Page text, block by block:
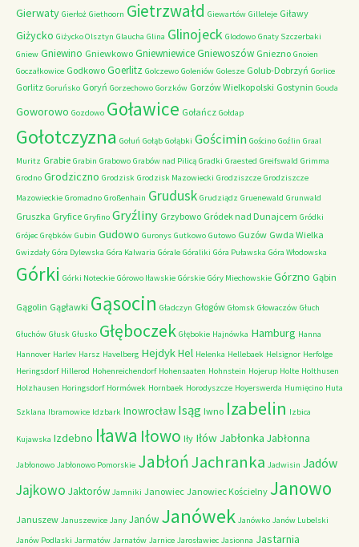
Gierwaty Gierłoż Giethoorn Gietrzwałd Giewartów Gilleleje Giławy
Giżycko Giżycko Olsztyn Glaucha Glina Glinojeck Glodowo Gnaty Szczerbaki
Gniew Gniewino Gniewkowo GniewniewiceGniewoszów Gniezno Gnoien
Goczałkowice Godkowo Goerlitz Golczewo Goleniów Golesze Golub-Dobrzyń Gorlice
Gorlitz Goruńsko Goryń Gorzechowo Gorzków Gorzów Wielkopolski Gostynin Gouda
Goworowo Gozdowo Goławice Gołańcz Gołdap
Gołotczyzna Gołuń Gołąb Gołąbki Gościmin Gościno Goźlin Graal
Muritz Grabie Grabin Grabowo Grabów nad Pilicą Gradki Graested Greifswald Grimma
Grodno Grodziczno Grodzisk Grodzisk Mazowiecki Grodziszcze Grodziszcze
Mazowieckie Gromadno Großenhain Grudusk Grudziądz Gruenewald Grunwald
Gruszka Gryfice Gryfino Gryźliny Grzybowo Gródek nad Dunajcem Gródki
Grójec Grębków Gubin Gudowo Guronys Gutkowo Gutowo Guzów Gwda Wielka
Gwizdały Góra Dylewska Góra Kalwaria Górale Góraliki Góra Puławska Góra Włodowska
Górki Górki Noteckie Górowo Iławskie Górskie Góry Miechowskie Górzno Gąbin
Gągolin Gągławki Gąsocin Gładczyn Głogów Głomsk Głowaczów Głuch
Głuchów Głusk Głusko Głęboczek Głębokie Hajnówka Hamburg Hanna
Hannover Harlev Harsz Havelberg HejdykHel Helenka Hellebaek Helsignor Herfolge
Heringsdorf Hillerod Hohenreichendorf Hohensaaten Hohnstein Hojerup Holte Holthusen
Holzhausen Horingsdorf Hormówek Hornbaek Horodyszcze Hoyerswerda Humięcino Huta
Szklana Ibramowice Idzbark Inowrocław Isąg Iwno Izabelin Izbica
Kujawska Izdebno Iława Iłowo Iły Iłów Jabłonka Jabłonna
Jabłonowo Jabłonowo Pomorskie JabłońJachranka Jadwisin Jadów
Jajkowo Jaktorów Jamniki Janowiec Janowiec Kościelny Janowo
Januszew Januszewice Jany Janów Janówek Janówko Janów Lubelski
Janów Podlaski Jarmatów Jarnatów Jarnice Jarosławiec Jasionna Jastarnia